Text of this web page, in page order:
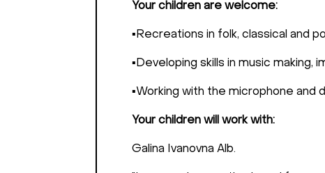
Your children are welcome:
▪️Recreations in folk, classical and
▪️Developing skills in music making,
▪️Working with the microphone and
Your children will work with:
Galina Ivanovna Alb.